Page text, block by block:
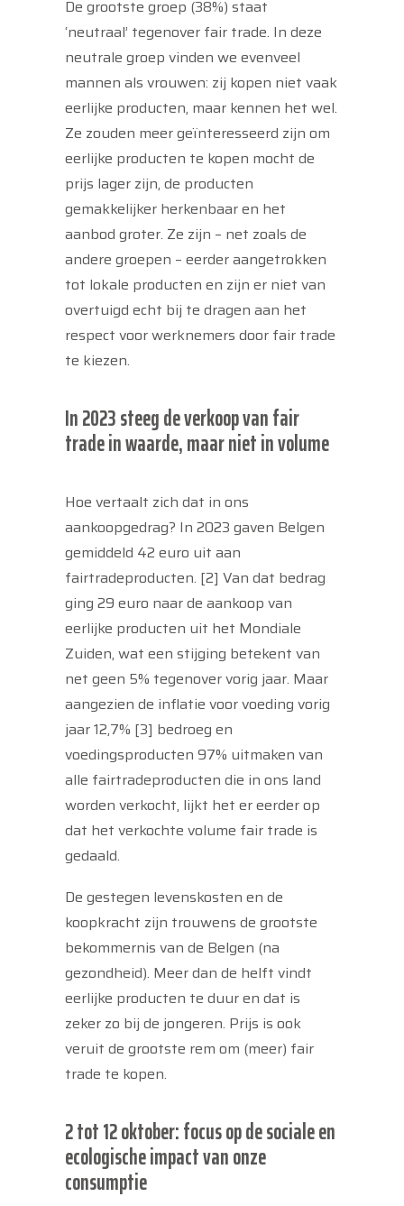
De grootste groep (38%) staat
‘neutraal’ tegenover fair trade. In deze
neutrale groep vinden we evenveel
mannen als vrouwen: zij kopen niet vaak
eerlijke producten, maar kennen het wel.
Ze zouden meer geïnteresseerd zijn om
eerlijke producten te kopen mocht de
prijs lager zijn, de producten
gemakkelijker herkenbaar en het
aanbod groter. Ze zijn – net zoals de
andere groepen – eerder aangetrokken
tot lokale producten en zijn er niet van
overtuigd echt bij te dragen aan het
respect voor werknemers door fair trade
te kiezen.
In 2023 steeg de verkoop van fair
trade in waarde, maar niet in volume
Hoe vertaalt zich dat in ons
aankoopgedrag? In 2023 gaven Belgen
gemiddeld 42 euro uit aan
fairtradeproducten. [2] Van dat bedrag
ging 29 euro naar de aankoop van
eerlijke producten uit het Mondiale
Zuiden, wat een stijging betekent van
net geen 5% tegenover vorig jaar. Maar
aangezien de inflatie voor voeding vorig
jaar 12,7% [3] bedroeg en
voedingsproducten 97% uitmaken van
alle fairtradeproducten die in ons land
worden verkocht, lijkt het er eerder op
dat het verkochte volume fair trade is
gedaald.
De gestegen levenskosten en de
koopkracht zijn trouwens de grootste
bekommernis van de Belgen (na
gezondheid). Meer dan de helft vindt
eerlijke producten te duur en dat is
zeker zo bij de jongeren. Prijs is ook
veruit de grootste rem om (meer) fair
trade te kopen.
2 tot 12 oktober: focus op de sociale en
ecologische impact van onze
consumptie